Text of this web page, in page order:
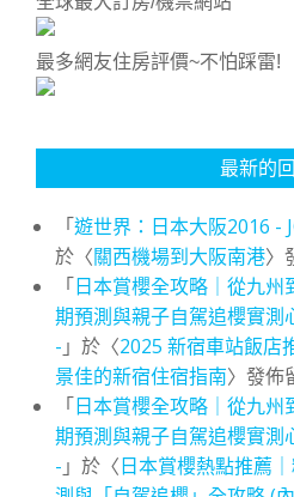
最多網友住房評價~不怕踩雷!
最新的
「遊世界：日本大阪2016 -
於〈關西機場到大阪南港〉
「日本賞櫻全攻略｜從九
期預測與親子自駕追櫻實測
- 」於〈2025 新宿車站飯店
景佳的新宿住宿指南〉發佈
「日本賞櫻全攻略｜從九
期預測與親子自駕追櫻實測
- 」於〈日本賞櫻熱點推薦